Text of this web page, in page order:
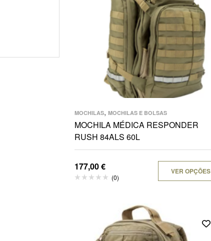
MOCHILAS, MOCHILAS E BOLSAS
MOCHILA MÉDICA RESPONDER
RUSH 84ALS 60L
177,00€
(0)
VER OPÇÕES